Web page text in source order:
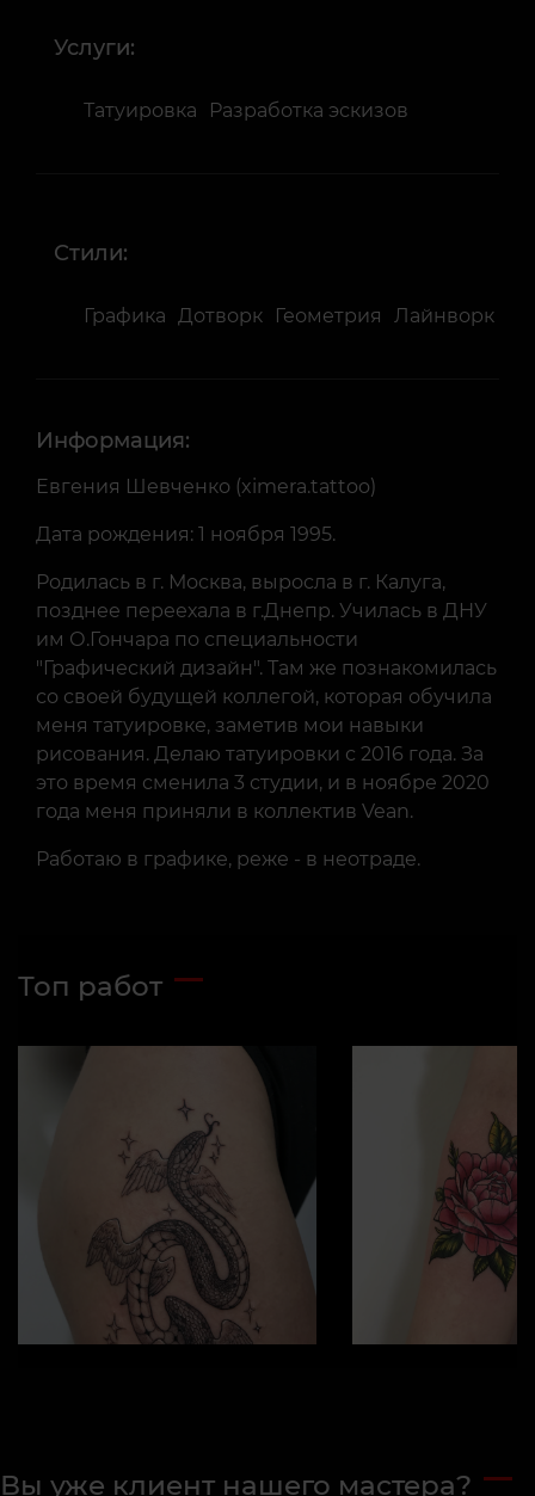
Услуги:
Татуировка Разработка эскизов
Стили:
Графика Дотворк Геометрия Лайнворк
Информация:
Евгения Шевченко (ximera.tattoo)
Дата рождения: 1 ноября 1995.
Родилась в г. Москва, выросла в г. Калуга,
позднее переехала в г.Днепр. Училась в ДНУ
им О.Гончара по специальности
"Графический дизайн". Там же познакомилась
со своей будущей коллегой, которая обучила
меня татуировке, заметив мои навыки
рисования. Делаю татуировки с 2016 года. За
это время сменила 3 студии, и в ноябре 2020
года меня приняли в коллектив Vean.
Работаю в графике, реже - в неотраде.
Топ работ
Вы уже клиент нашего мастера?